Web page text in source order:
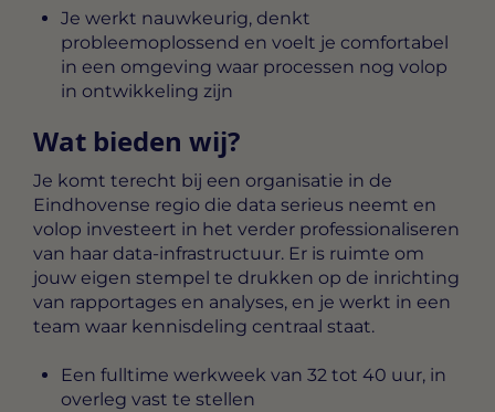
Je werkt nauwkeurig, denkt
probleemoplossend en voelt je comfortabel
in een omgeving waar processen nog volop
in ontwikkeling zijn
Wat bieden wij?
Je komt terecht bij een organisatie in de
Eindhovense regio die data serieus neemt en
volop investeert in het verder professionaliseren
van haar data-infrastructuur. Er is ruimte om
jouw eigen stempel te drukken op de inrichting
van rapportages en analyses, en je werkt in een
team waar kennisdeling centraal staat.
Een fulltime werkweek van 32 tot 40 uur, in
overleg vast te stellen